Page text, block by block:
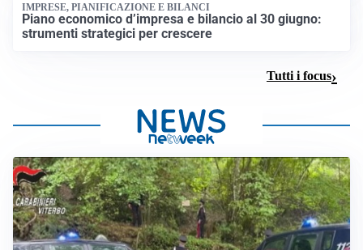
IMPRESE, PIANIFICAZIONE E BILANCI
Piano economico d’impresa e bilancio al 30 giugno:
strumenti strategici per crescere
Tutti i focus